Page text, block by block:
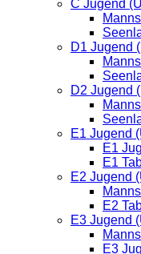
C Jugend
D1 Jugend
D2 Jugend
E1 Jugend
E1
E1
E2 Jugend
E2
E3 Jugend
E3